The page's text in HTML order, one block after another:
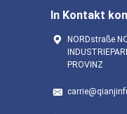
In Kontakt
NORDstraße
PROVINZ